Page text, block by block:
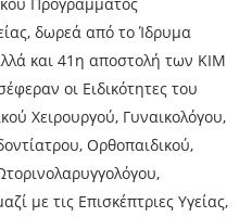
δωρεά από το Ίδρυμα
και 41η αποστολή των ΚΙΜ
οι Ειδικότητες του
Χειρουργού, Γυναικολόγου,
Ορθοπαιδικού,
με τις Επισκέπτριες Yγείας,